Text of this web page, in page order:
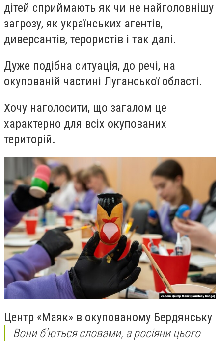
дітей сприймають як чи не найголовнішу
загрозу, як українських агентів,
диверсантів, терористів і так далі.
Дуже подібна ситуація, до речі, на
окупованій частині Луганської області.
Хочу наголосити, що загалом це
характерно для всіх окупованих
територій.
Центр «Маяк» в окупованому Бердянську
Вони б'ються словами, а росіяни цього